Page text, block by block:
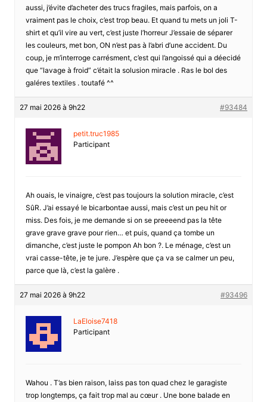
aussi, j’évite d’acheter des trucs fragiles, mais parfois, on a
vraiment pas le choix, c’est trop beau. Et quand tu mets un joli T-
shirt et qu’il vire au vert, c’est juste l’horreur J’essaie de séparer
les couleurs, met bon, ON n’est pas à l’abri d’une accident. Du
coup, je m’interroge carrésment, c’est qui l’angoissé qui a déecidé
que “lavage à froid” c’était la solusion miracle . Ras le bol des
galéres textiles . toutafé ^^
27 mai 2026 à 9h22 #93484
petit.truc1985
Participant
Ah ouais, le vinaigre, c’est pas toujours la solution miracle, c’est
SûR. J’ai essayé le bicarbontae aussi, mais c’est un peu hit or
miss. Des fois, je me demande si on se preeeend pas la tête
grave grave grave pour rien… et puis, quand ça tombe un
dimanche, c’est juste le pompon Ah bon ?. Le ménage, c’est un
vrai casse-tête, je te jure. J’espère que ça va se calmer un peu,
parce que là, c’est la galère .
27 mai 2026 à 9h22 #93496
LaEloise7418
Participant
Wahou . T’as bien raison, laiss pas ton quad chez le garagiste
trop longtemps, ça fait trop mal au cœur . Une bone balade en